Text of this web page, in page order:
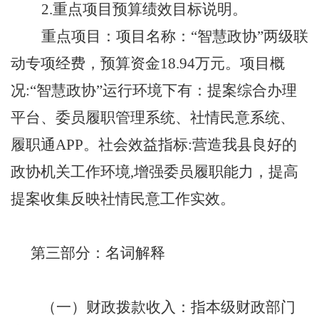
2.重点项目预算绩效目标说明。
重点项目： 项目名称： “智慧政协”两级联
动专项经费 ，预算资金18.94万元。 项目概
况:“智慧政协”运行环境下有：提案综合办理
平台、委员履职管理系统、社情民意系统、
履职通APP。 社会效益指标:营造我县良好的
政协机关工作环境,增强委员履职能力，提高
提案收集反映社情民意工作实效。
第三部分：名词解释
（一）财政拨款收入：指本级财政部门